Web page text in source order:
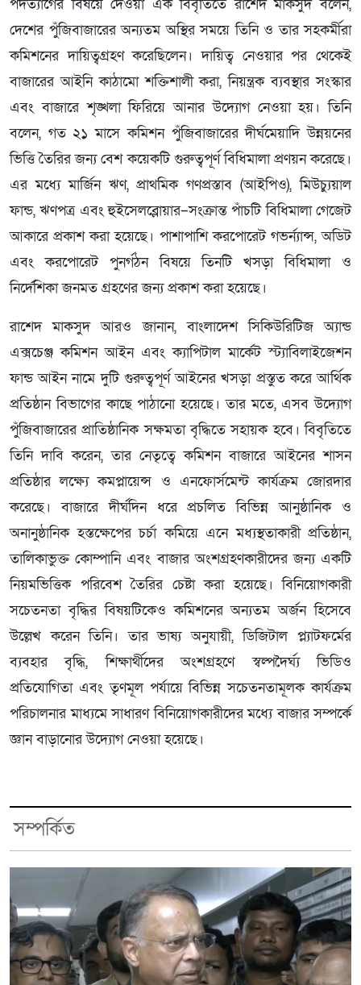
পদত্যাগের বিষয়ে দেওয়া এক বিবৃতিতে রাশেদ মাকসুদ বলেন,
দেশের পুঁজিবাজারের অন্যতম অস্থির সময়ে তিনি ও তার সহকর্মীরা
কমিশনের দায়িত্বগ্রহণ করেছিলেন। দায়িত্ব নেওয়ার পর থেকেই
বাজারের আইনি কাঠামো শক্তিশালী করা, নিয়ন্ত্রক ব্যবস্থার সংস্কার
এবং বাজারে শৃঙ্খলা ফিরিয়ে আনার উদ্যোগ নেওয়া হয়। তিনি
বলেন, গত ২১ মাসে কমিশন পুঁজিবাজারের দীর্ঘমেয়াদি উন্নয়নের
ভিত্তি তৈরির জন্য বেশ কয়েকটি গুরুত্বপূর্ণ বিধিমালা প্রণয়ন করেছে।
এর মধ্যে মার্জিন ঋণ, প্রাথমিক গণপ্রস্তাব (আইপিও), মিউচ্যুয়াল
ফান্ড, ঋণপত্র এবং হুইসেলব্লোয়ার–সংক্রান্ত পাঁচটি বিধিমালা গেজেট
আকারে প্রকাশ করা হয়েছে। পাশাপাশি করপোরেট গভর্ন্যান্স, অডিট
এবং করপোরেট পুনর্গঠন বিষয়ে তিনটি খসড়া বিধিমালা ও
নির্দেশিকা জনমত গ্রহণের জন্য প্রকাশ করা হয়েছে।
রাশেদ মাকসুদ আরও জানান, বাংলাদেশ সিকিউরিটিজ অ্যান্ড
এক্সচেঞ্জ কমিশন আইন এবং ক্যাপিটাল মার্কেট স্ট্যাবিলাইজেশন
ফান্ড আইন নামে দুটি গুরুত্বপূর্ণ আইনের খসড়া প্রস্তুত করে আর্থিক
প্রতিষ্ঠান বিভাগের কাছে পাঠানো হয়েছে। তার মতে, এসব উদ্যোগ
পুঁজিবাজারের প্রাতিষ্ঠানিক সক্ষমতা বৃদ্ধিতে সহায়ক হবে। বিবৃতিতে
তিনি দাবি করেন, তার নেতৃত্বে কমিশন বাজারে আইনের শাসন
প্রতিষ্ঠার লক্ষ্যে কমপ্লায়েন্স ও এনফোর্সমেন্ট কার্যক্রম জোরদার
করেছে। বাজারে দীর্ঘদিন ধরে প্রচলিত বিভিন্ন আনুষ্ঠানিক ও
অনানুষ্ঠানিক হস্তক্ষেপের চর্চা কমিয়ে এনে মধ্যস্থতাকারী প্রতিষ্ঠান,
তালিকাভুক্ত কোম্পানি এবং বাজার অংশগ্রহণকারীদের জন্য একটি
নিয়মভিত্তিক পরিবেশ তৈরির চেষ্টা করা হয়েছে। বিনিয়োগকারী
সচেতনতা বৃদ্ধির বিষয়টিকেও কমিশনের অন্যতম অর্জন হিসেবে
উল্লেখ করেন তিনি। তার ভাষ্য অনুযায়ী, ডিজিটাল প্ল্যাটফর্মের
ব্যবহার বৃদ্ধি, শিক্ষার্থীদের অংশগ্রহণে স্বল্পদৈর্ঘ্য ভিডিও
প্রতিযোগিতা এবং তৃণমূল পর্যায়ে বিভিন্ন সচেতনতামূলক কার্যক্রম
পরিচালনার মাধ্যমে সাধারণ বিনিয়োগকারীদের মধ্যে বাজার সম্পর্কে
জ্ঞান বাড়ানোর উদ্যোগ নেওয়া হয়েছে।
সম্পর্কিত